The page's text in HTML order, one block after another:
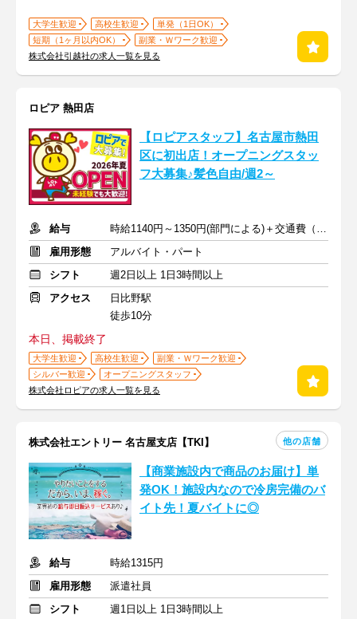
大学生歓迎 高校生歓迎
単発（1日OK）
短期（1ヶ月以内OK）
副業・Ｗワーク歓迎
株式会社引越社の求人一覧を見る
ロピア 熱田店
【ロピアスタッフ】名古屋市熱田
区に初出店！オープニングスタッ
フ大募集♪髪色自由/週2～
給与
時給1140円～1350円(部門による)＋交通費（社内規定）
雇用形態
アルバイト・パート
シフト
週2日以上 1日3時間以上
アクセス
日比野駅
徒歩10分
本日、掲載終了
大学生歓迎 高校生歓迎
副業・Ｗワーク歓迎
シルバー歓迎
オープニングスタッフ
株式会社ロピアの求人一覧を見る
株式会社エントリー 名古屋支店【TKI】 他の店舗
【商業施設内で商品のお届け】単
発OK！施設内なので冷房完備のバ
イト先！夏バイトに◎
給与
時給1315円
雇用形態
派遣社員
シフト
週1日以上 1日3時間以上